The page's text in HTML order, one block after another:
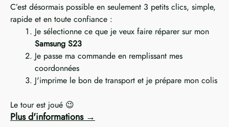
C’est désormais possible en seulement 3 petits clics, simple,
rapide et en toute confiance :
Je sélectionne ce que je veux faire réparer sur mon
Samsung S23
Je passe ma commande en remplissant mes
coordonnées
J'imprime le bon de transport et je prépare mon colis
Le tour est joué 😉
Plus d'informations